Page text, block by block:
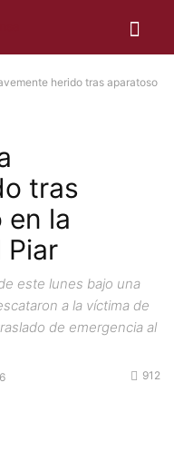
herido tras aparatoso
tras
en la
Piar
este lunes bajo una
a la víctima de
de emergencia al
912